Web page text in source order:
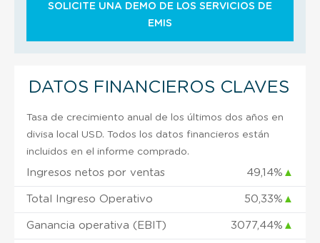
SOLICITE UNA DEMO DE LOS SERVICIOS DE
EMIS
DATOS FINANCIEROS CLAVES
Tasa de crecimiento anual de los últimos dos años en
divisa local USD. Todos los datos financieros están
incluidos en el informe comprado.
Ingresos netos por ventas 49,14% ▲
Total Ingreso Operativo 50,33% ▲
Ganancia operativa (EBIT) 3077,44% ▲